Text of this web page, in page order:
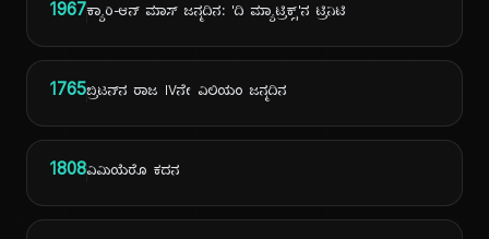
1967ಕ್ಯಾರಿ-ಆನ್ ಮಾಸ್ ಜನ್ಮದಿನ: 'ದಿ ಮ್ಯಾಟ್ರಿಕ್ಸ್'ನ ಟ್ರಿನಿಟಿ
1765ಬ್ರಿಟನ್‌ನ ರಾಜ IVನೇ ವಿಲಿಯಂ ಜನ್ಮದಿನ
1808ವಿಮಿಯೆರೊ ಕದನ